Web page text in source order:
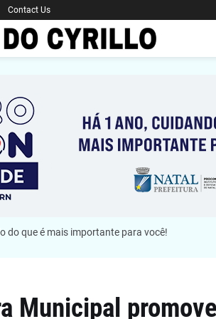
Contact Us
do que é mais importante para você!
Municipal